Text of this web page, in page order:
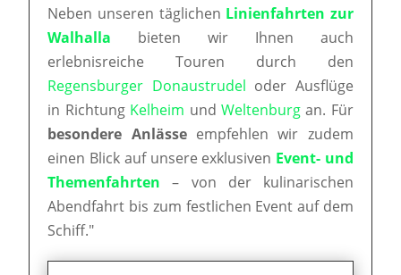
Neben unseren täglichen Linienfahrten zur
Walhalla bieten wir Ihnen auch
erlebnisreiche Touren durch den
Regensburger Donaustrudel oder Ausflüge
in Richtung Kelheim und Weltenburgan. Für
besondere Anlässeempfehlen wir zudem
einen Blick auf unsere exklusiven Event- und
Themenfahrten – von der kulinarischen
Abendfahrt bis zum festlichen Event auf dem
Schiff."